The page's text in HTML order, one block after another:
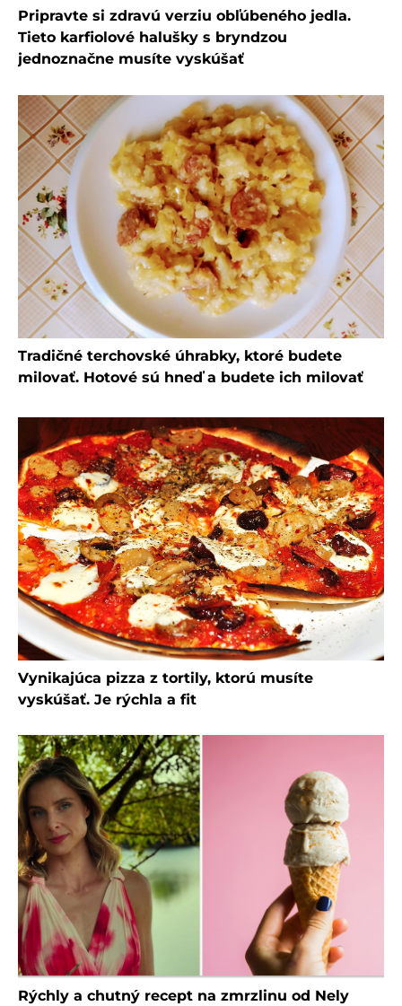
Pripravte si zdravú verziu obľúbeného jedla.
Tieto karfiolové halušky s bryndzou
jednoznačne musíte vyskúšať
Tradičné terchovské úhrabky, ktoré budete
milovať. Hotové sú hneď a budete ich milovať
Vynikajúca pizza z tortily, ktorú musíte
vyskúšať. Je rýchla a fit
Rýchly a chutný recept na zmrzlinu od Nely